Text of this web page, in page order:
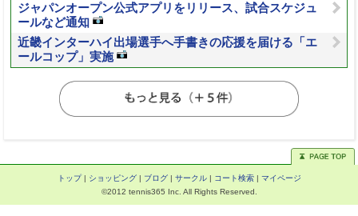
ジャパンオープン公式アプリをリリース、試合スケジュ
ールなど通知
近畿インターハイ出場選手へ手書きの応援を届ける「エ
ールコップ」実施
トップ| ショッピング| ブログ| サークル| コート検索| マイページ
©2012 tennis365 Inc. All Rights Reserved.